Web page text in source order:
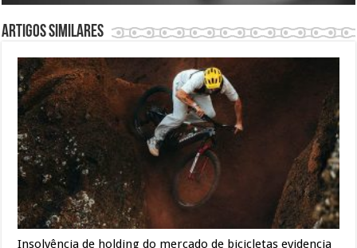
Artigos similares
Insolvência de holding do mercado de bicicletas evidencia